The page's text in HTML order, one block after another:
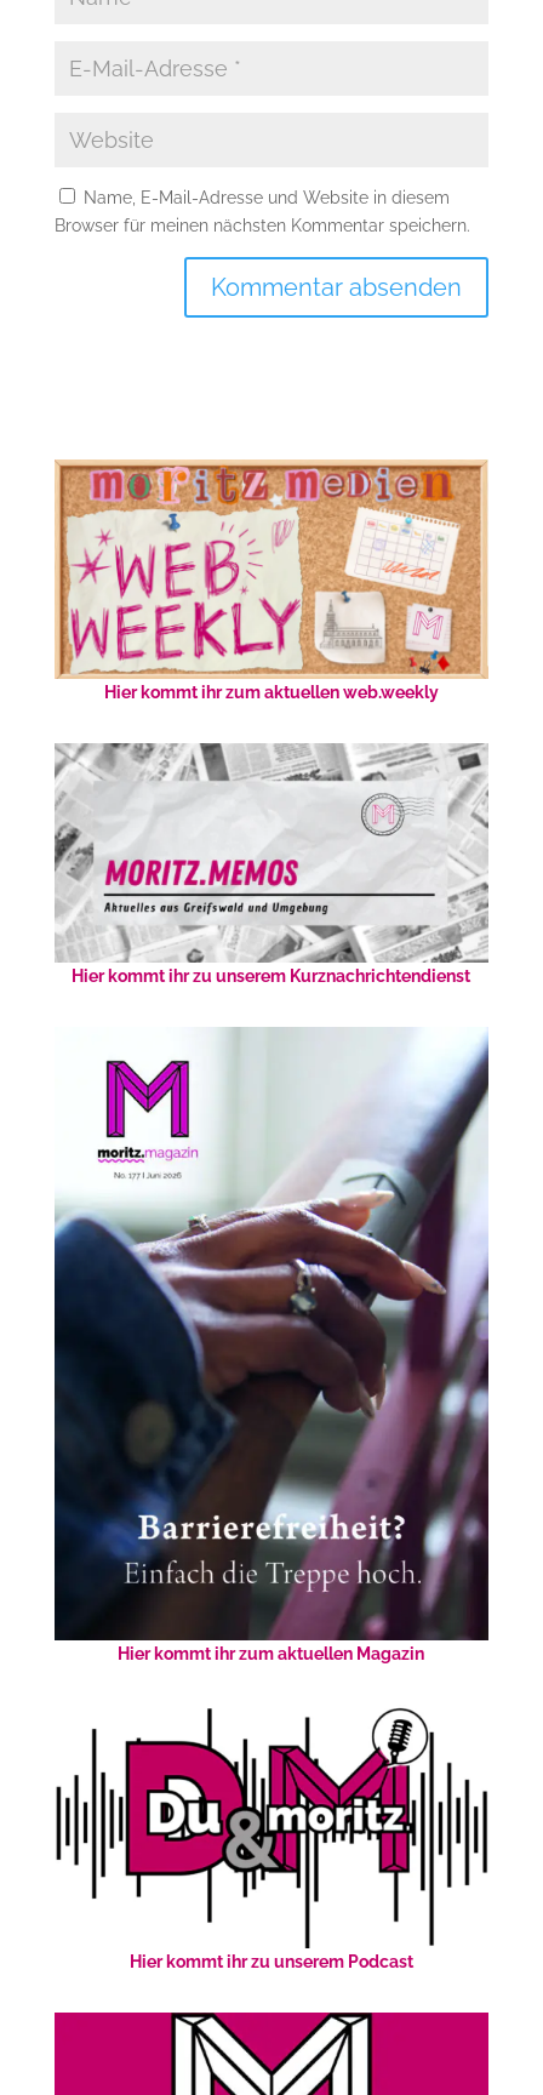
Name, E-Mail-Adresse und Website in diesem
Browser für meinen nächsten Kommentar speichern.
Hier kommt ihr zum aktuellen web.weekly
Hier kommt ihr zu unserem Kurznachrichtendienst
Hier kommt ihr zum aktuellen Magazin
Hier kommt ihr zu unserem Podcast